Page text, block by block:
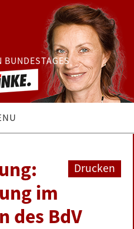
BUNDESTAGES
Drucken
im
des BdV